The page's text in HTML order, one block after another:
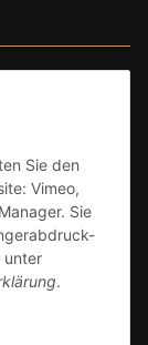
Sie den
Vimeo,
Sie
unter
.